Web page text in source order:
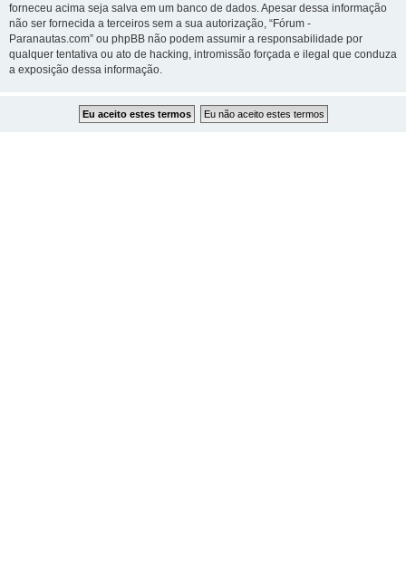
forneceu acima seja salva em um banco de dados. Apesar dessa informação
não ser fornecida a terceiros sem a sua autorização, “Fórum -
Paranautas.com” ou phpBB não podem assumir a responsabilidade por
qualquer tentativa ou ato de hacking, intromissão forçada e ilegal que conduza
a exposição dessa informação.